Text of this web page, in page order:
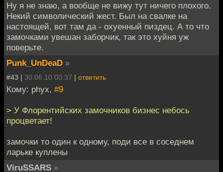
Ну я не знаю, а вообще не вижу тут ничего плохого.
Некий символический жест. Был на свалке на
настоящей, вот там да - охуенный пиздец. А то что
замочками увешан заборчик, так это хуйня уж
поверьте.
Punk_UnDeaD »
#43 | 30.06.10 00:37 | ответить
Кому: phyx, #9
> У Флорентийских замочников бизнес небось
процветает!
замочки то один к одному, поди все в соседнем
ларьке куплены
ViruSSARS »